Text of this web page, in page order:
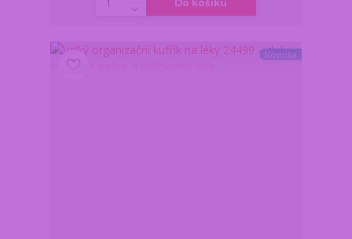
Do košíku
Novinka